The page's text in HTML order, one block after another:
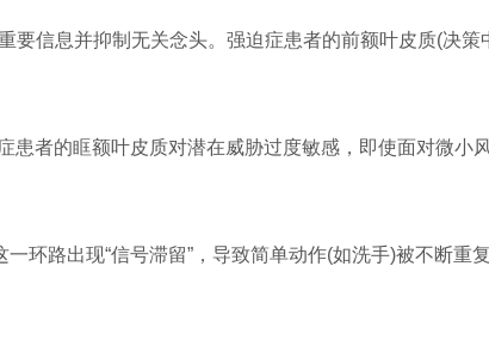
要信息并抑制无关念头。强迫症患者的前额叶皮质(决策
者的眶额叶皮质对潜在威胁过度敏感，即使面对微小
环路出现“信号滞留”，导致简单动作(如洗手)被不断重